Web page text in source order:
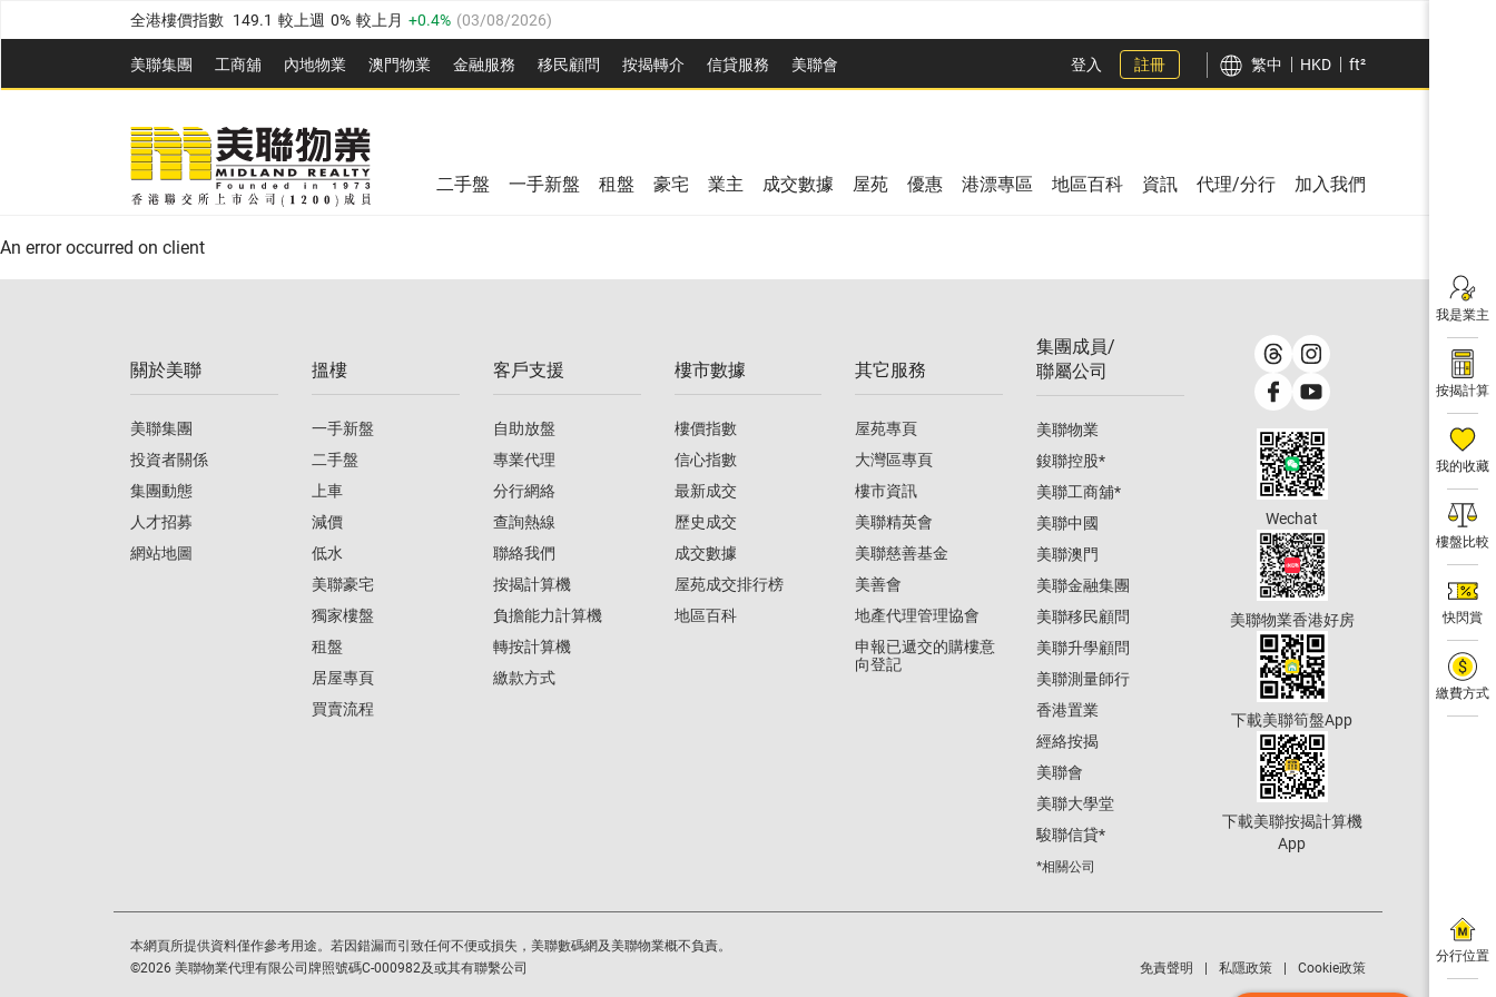
全港樓價指數 149.1 較上週 0% 較上月 0.4% (03/08/2026)
港島樓價指數 157.4 較上週 -0.3% 較上月 -0.8% (03/08/2026)
九龍樓價指數 156.4 較上週 -0.1% 較上月 0.3% (03/08/2026)
新界樓價指數 134.8 較上週 0.1%
美聯信心指數 77.1 較上週 0.7% 較上月 ( 03/08/2026
美聯集團 工商舖 內地物業 澳門物業 金融服務 移民顧問 按揭轉介 信貸服務 美聯會
全港樓價指數 149.1 較上週 0% 較上月
美聯信心指數 較上週 0.7% 03/08/2026)
登入 註冊 繁中 HKD ft²
我是業主
按揭計算
我的收藏
樓盤比較
快閃賞
繳費方式
分行位置
二手盤 一手新盤 租盤 豪宅 業主 成交數據 屋苑 優惠 港漂專區 地區百科 資訊 代理/分行 加入我們
An error occurred on client
關於美聯
美聯集團
投資者關係
集團動態
人才招募
網站地圖
搵樓
一手新盤
二手盤
上車
減價
低水
美聯豪宅
獨家樓盤
租盤
居屋專頁
買賣流程
客戶支援
自助放盤
專業代理
分行網絡
查詢熱線
聯絡我們
按揭計算機
負擔能力計算機
轉按計算機
繳款方式
樓市數據
樓價指數
信心指數
最新成交
歷史成交
成交數據
屋苑成交排行榜
地區百科
其它服務
屋苑專頁
大灣區專頁
樓市資訊
美聯精英會
美聯慈善基金
美善會
地產代理管理協會
申報已遞交的購樓意
向登記
集團成員/
聯屬公司
美聯物業
鋑聯控股*
美聯工商舖*
美聯中國
美聯澳門
美聯金融集團
美聯移民顧問
美聯升學顧問
美聯測量師行
香港置業
經絡按揭
美聯會
美聯大學堂
駿聯信貸*
*相關公司
Wechat
美聯物業香港好房
下載美聯筍盤App
下載美聯按揭計算機
App
本網頁所提供資料僅作參考用途。若因錯漏而引致任何不便或損失，美聯數碼網及美聯物業概不負責。
©2026 美聯物業代理有限公司牌照號碼C-000982及或其有聯繫公司 免責聲明 私隱政策 Cookie政策